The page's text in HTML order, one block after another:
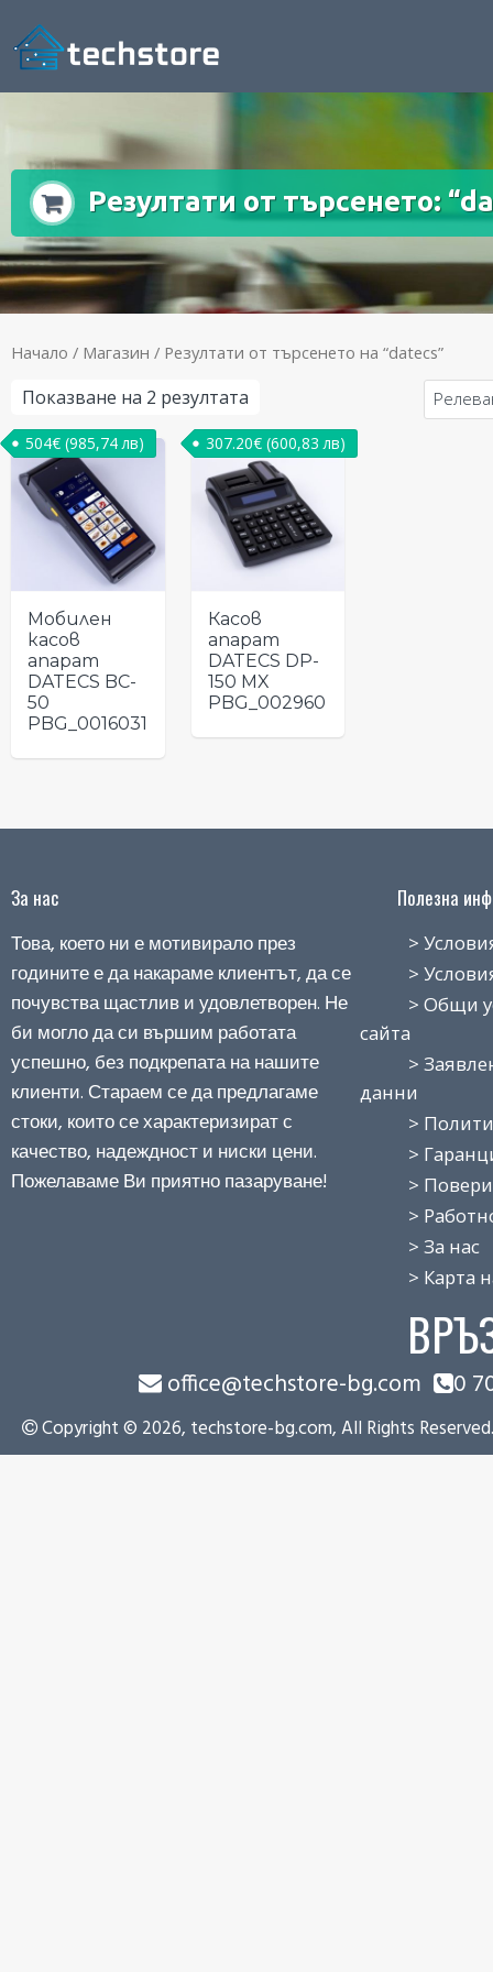
Резултати от търсенето:
Начало / Магазин / Резултати от търсенето на “datecs”
Показване на 2 резултата
Мобилен
касов
апарат
DATECS BC-
50
PBG_0016031
504€ (985,74 лв)
Касов
апарат
DATECS DP-
150 MX
PBG_002960
307.20€ (600,83 лв)
За нас
Това, което ни е мотивирало през
годините е да накараме клиентът, да се
почувства щастлив и удовлетворен. Не
би могло да си вършим работата
успешно, без подкрепата на нашите
клиенти. Стараем се да предлагаме
стоки, които се характеризират с
качество, надеждност и ниски цени.
Пожелаваме Ви приятно пазаруване!
Полезна
> Условия
> Условия
> Общи
сайта
>
данни
>
>
>
> Работно
> За нас
> Карта на
office@techstore-bg.com 0
Copyright © 2026, techstore-bg.com, All Rights Reserved.